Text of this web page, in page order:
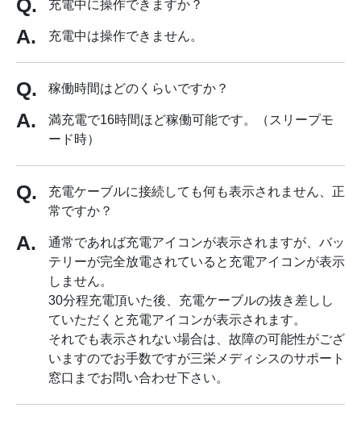
充電中に操作できますか？
充電中は操作できません。
稼働時間はどのくらいですか？
満充電で16時間ほど稼働可能です。（スリープモ
ード時）
充電ケーブルに接続しても何も表示されません、正
常ですか？
通常であれば充電アイコンが表示されますが、バッ
テリーが完全放電されていると充電アイコンが表示
しません。
30分程充電頂いた後、充電ケーブルの抜き差しし
ていただくと充電アイコンが表示されます。
それでも表示されない場合は、故障の可能性がござ
いますのでお手数ですが三栄メディシスのサポート
窓口までお問い合わせ下さい。